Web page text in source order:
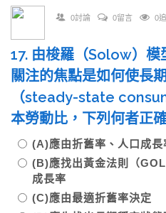
0討論 0留言 0
17. 由梭羅（Solow）模
關注的焦點是如何使長
（steady-state
本勞動比，下列何者正
(A)應由折舊率、人口成
(B)應找出黃金法則（
成長率
(C)應由最適折舊率決定